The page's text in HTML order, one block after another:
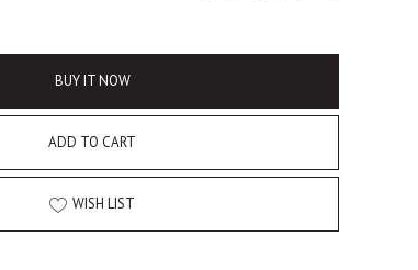
BUY IT NOW
ADD TO CART
WISH LIST